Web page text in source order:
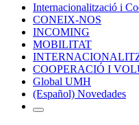
Internacionalització i
CONEIX-NOS
INCOMING
MOBILITAT
COOPERACIÓ I
Global UMH
(Español) Novedades